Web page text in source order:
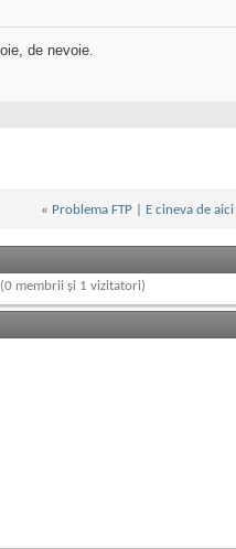
de nevoie.
« Problema FTP| E cineva de
(0 membrii și 1 vizitatori)